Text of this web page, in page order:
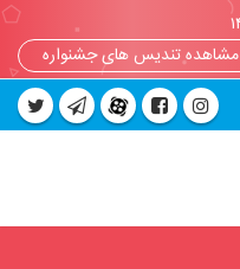
مشاهده تندیس های جشنواره